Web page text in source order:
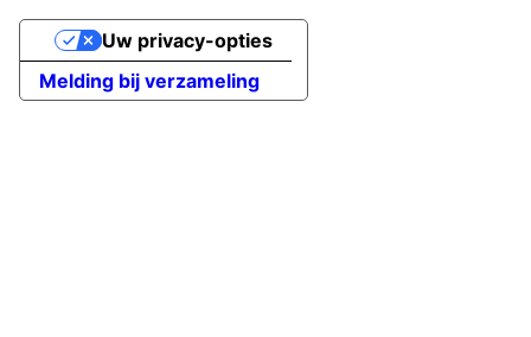
Melding bij verzameling
Uw privacy-opties